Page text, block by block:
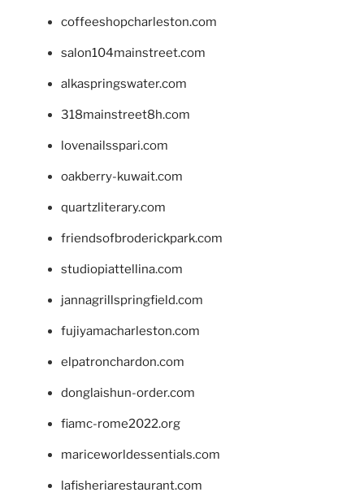
coffeeshopcharleston.com
salon104mainstreet.com
alkaspringswater.com
318mainstreet8h.com
lovenailsspari.com
oakberry-kuwait.com
quartzliterary.com
friendsofbroderickpark.com
studiopiattellina.com
jannagrillspringfield.com
fujiyamacharleston.com
elpatronchardon.com
donglaishun-order.com
fiamc-rome2022.org
mariceworldessentials.com
lafisheriarestaurant.com